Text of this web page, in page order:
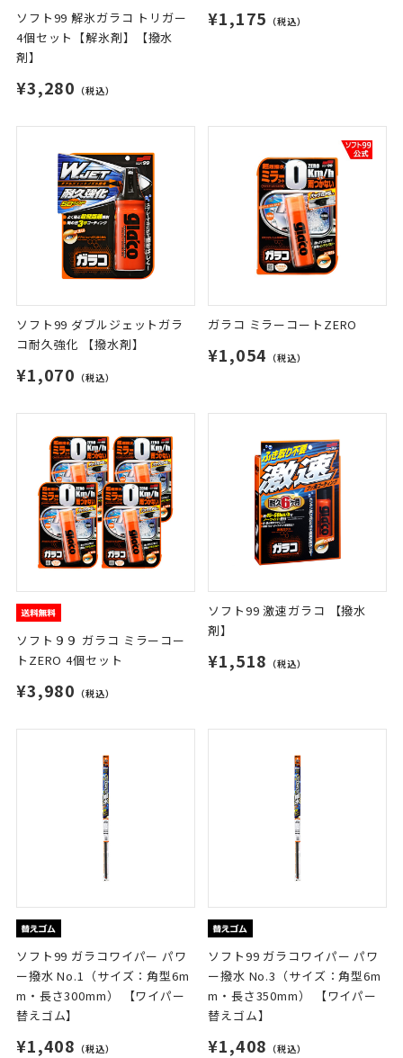
ソフト99 解氷ガラコ トリガー
4個セット【解氷剤】【撥水
剤】
¥3,280 （税込）
¥1,175 （税込）
ソフト99 ダブルジェットガラ
コ耐久強化 【撥水剤】
¥1,070 （税込）
ガラコ ミラーコートZERO
¥1,054 （税込）
ソフト９９ ガラコ ミラーコー
トZERO 4個セット
¥3,980 （税込）
ソフト99 激速ガラコ 【撥水
剤】
¥1,518 （税込）
ソフト99 ガラコワイパー パワ
ー撥水 No.1（サイズ：角型6m
m・長さ300mm） 【ワイパー
替えゴム】
¥1,408 （税込）
ソフト99 ガラコワイパー パワ
ー撥水 No.3（サイズ：角型6m
m・長さ350mm） 【ワイパー
替えゴム】
¥1,408 （税込）